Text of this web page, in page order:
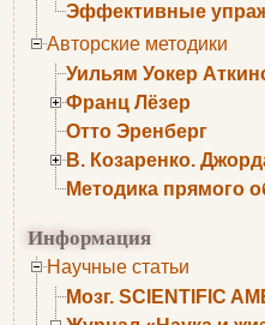
Эффективные
Авторские методики
Уильям Уокер
Франц Лёзер
Отто Эренберг
В. Козаренко.
Методика прямого
Информация
Научные статьи
Мозг. SCIENTIFIC